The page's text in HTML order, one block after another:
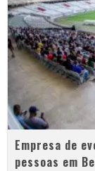
Empresa de
pessoas em